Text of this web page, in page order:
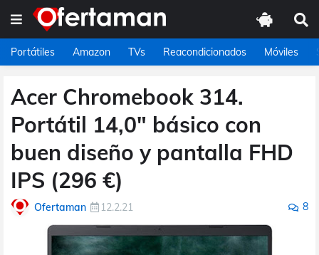
Portátiles Amazon TVs Reacondicionados Móviles
Acer Chromebook 314.
Portátil 14,0" básico con
buen diseño y pantalla FHD
IPS (296 €)
Ofertaman 12.2.21 8